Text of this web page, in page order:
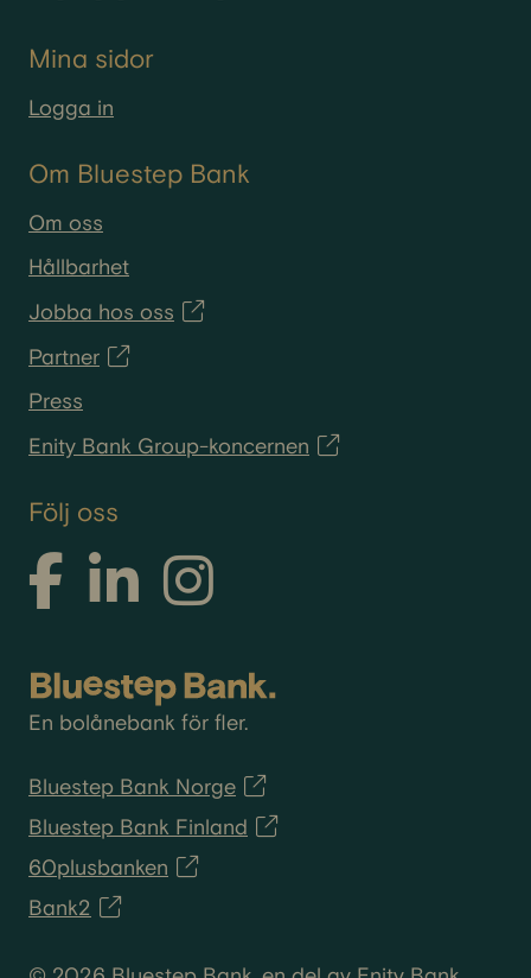
En bolånebank för fler.
Mina sidor
Logga in
Om Bluestep Bank
Om oss
Hållbarhet
Jobba hos oss
Partner
Press
Enity Bank Group-koncernen
Följ oss
Bluestep Bank Norge
Bluestep Bank Finland
60plusbanken
Bank2